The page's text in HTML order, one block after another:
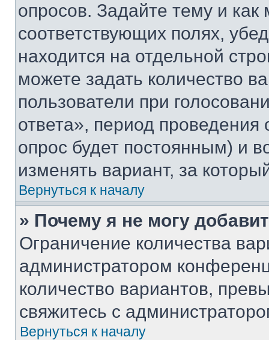
опросов. Задайте тему и
соответствующих полях,
находится на отдельной
можете задать количество
пользователи при
ответа», период проведения
опрос будет постоянным) и
изменять вариант, за
Вернуться к началу
» Почему я не могу
Ограничение количества
администратором
количество вариантов,
свяжитесь с
Вернуться к началу